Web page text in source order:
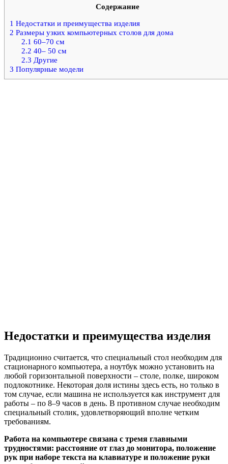
Содержание
1 Недостатки и преимущества изделия
2 Размеры узких компьютерных столов для дома
2.1 60–70 см
2.2 40– 50 см
2.3 Другие
3 Популярные модели
Недостатки и преимущества изделия
Традиционно считается, что специальный стол необходим для
стационарного компьютера, а ноутбук можно установить на
любой горизонтальной поверхности – столе, полке, широком
подлокотнике. Некоторая доля истины здесь есть, но только в
том случае, если машина не используется как инструмент для
работы – по 8–9 часов в день. В противном случае необходим
специальный столик, удовлетворяющий вполне четким
требованиям.
Работа на компьютере связана с тремя главными
трудностями: расстояние от глаз до монитора, положение
рук при наборе текста на клавиатуре и положение руки